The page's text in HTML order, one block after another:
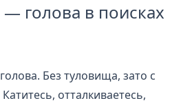
голова в поисках
Без туловища, зато с
отталкиваетесь,